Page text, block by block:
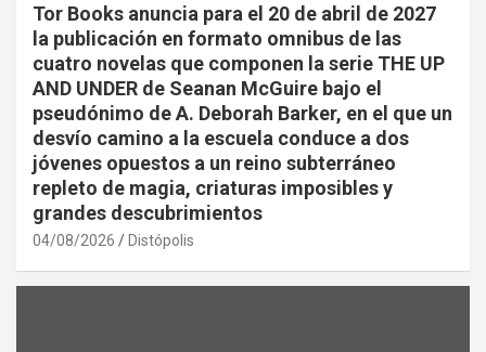
Tor Books anuncia para el 20 de abril de 2027
la publicación en formato omnibus de las
cuatro novelas que componen la serie THE UP
AND UNDER de Seanan McGuire bajo el
pseudónimo de A. Deborah Barker, en el que un
desvío camino a la escuela conduce a dos
jóvenes opuestos a un reino subterráneo
repleto de magia, criaturas imposibles y
grandes descubrimientos
04/08/2026 Distópolis